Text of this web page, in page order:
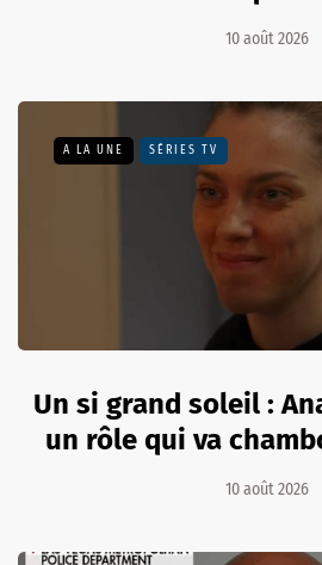
10 août 2026
A LA UNE SÉRIES TV
Un si grand soleil :
un rôle qui va
10 août 2026